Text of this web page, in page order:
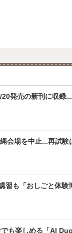
20発売の新刊に収録
会場を中止...再試験
習も「おしごと体験
でも楽しめる「AI